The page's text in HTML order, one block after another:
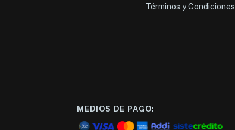
Términos y Condiciones
MEDIOS DE PAGO: